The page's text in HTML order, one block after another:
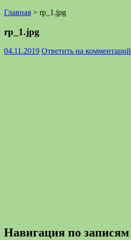
Главная > rp_1.jpg
rp_1.jpg
04.11.2019 Ответить на комментарий
Навигация по записям